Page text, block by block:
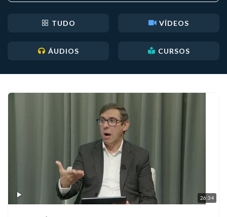
TUDO VÍDEOS
ÁUDIOS CURSOS
26:34